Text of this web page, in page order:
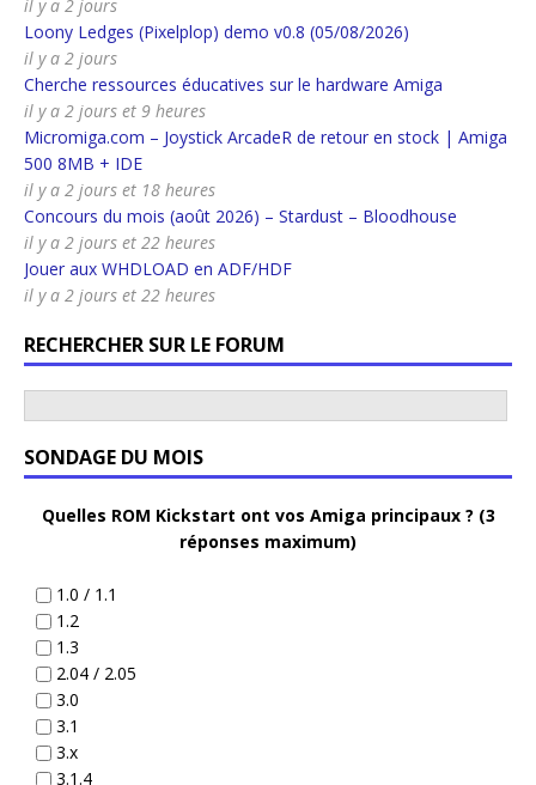
il y a 2 jours
Loony Ledges (Pixelplop) demo v0.8 (05/08/2026)
il y a 2 jours
Cherche ressources éducatives sur le hardware Amiga
il y a 2 jours et 9 heures
Micromiga.com – Joystick ArcadeR de retour en stock | Amiga
500 8MB + IDE
il y a 2 jours et 18 heures
Concours du mois (août 2026) – Stardust – Bloodhouse
il y a 2 jours et 22 heures
Jouer aux WHDLOAD en ADF/HDF
il y a 2 jours et 22 heures
RECHERCHER SUR LE FORUM
SONDAGE DU MOIS
Quelles ROM Kickstart ont vos Amiga principaux ? (3
réponses maximum)
1.0 / 1.1
1.2
1.3
2.04 / 2.05
3.0
3.1
3.x
3.1.4